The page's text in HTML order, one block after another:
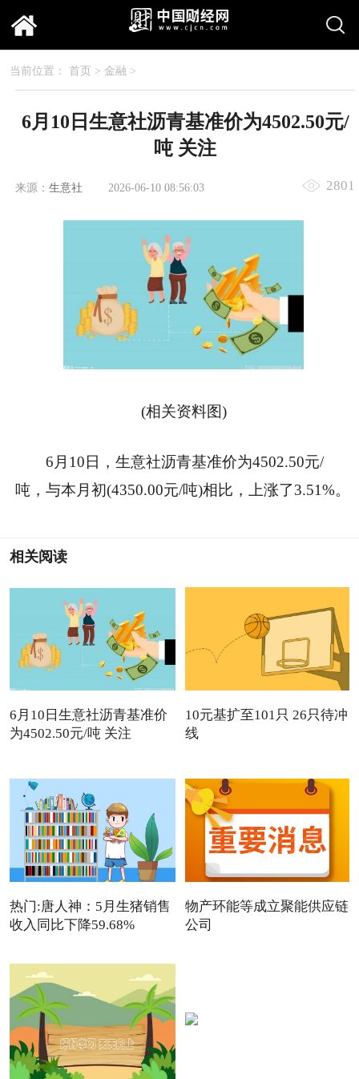
当前位置： 首页 > 金融 >
6月10日生意社沥青基准价为4502.50元/
吨 关注
来源： 生意社 2026-06-10 08:56:03 2801
(相关资料图)
6月10日，生意社沥青基准价为4502.50元/
吨，与本月初(4350.00元/吨)相比，上涨了3.51%。
相关阅读
6月10日生意社沥青基准价
为4502.50元/吨 关注
10元基扩至101只 26只待冲
线
热门:唐人神：5月生猪销售
收入同比下降59.68%
物产环能等成立聚能供应链
公司